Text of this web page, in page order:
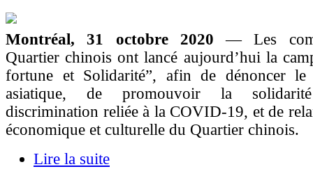
Montréal, 31 octobre 2020— Les
Quartier chinois ont lancé aujourd’hui la
fortune et Solidarité”, afin de dénoncer le
asiatique, de promouvoir la
discrimination reliée à la COVID-19, et de
économique et culturelle du Quartier chinois.
Lire la suite